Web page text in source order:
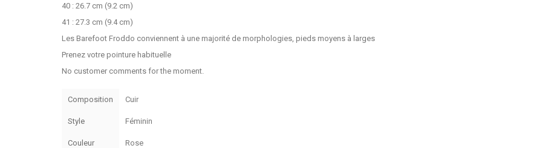
40 : 26.7 cm (9.2 cm)
41 : 27.3 cm (9.4 cm)
Les Barefoot Froddo conviennent à une majorité de morphologies, pieds moyens à larges
Prenez votre pointure habituelle
No customer comments for the moment.
Composition Cuir
Style Féminin
Couleur Rose